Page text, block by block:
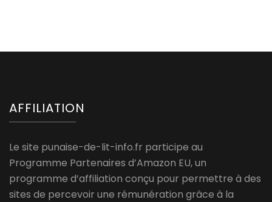
AFFILIATION
Le site punaise-de-lit-info.fr participe au
Programme Partenaires d’Amazon EU, un
programme d’affiliation conçu pour permettre à des
sites de percevoir une rémunération grâce à la